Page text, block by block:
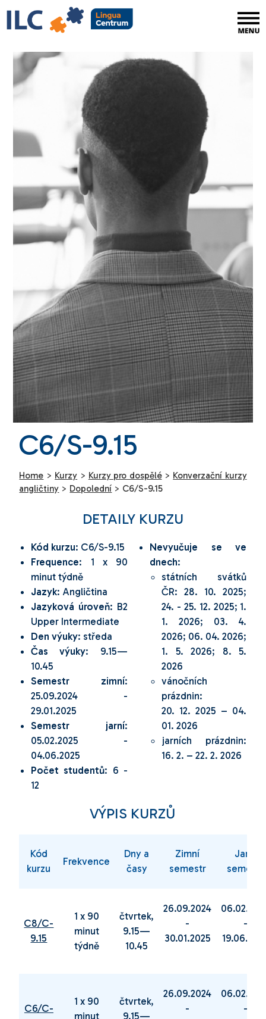
C6/S-9.15
Home > Kurzy > Kurzy pro dospělé > Konverzační kurzy
angličtiny > Dopolední > C6/S-9.15
DETAILY KURZU
Kód kurzu: C6/S-9.15
Frequence: 1 x 90
minut týdně
Jazyk: Angličtina
Jazyková úroveň: B2
Upper Intermediate
Den výuky: středa
Čas výuky: 9.15—
10.45
Semestr zimní:
25.09.2024 -
29.01.2025
Semestr jarní:
05.02.2025 -
04.06.2025
Počet studentů: 6 -
12
Nevyučuje se ve
dnech:
státních svátků
ČR: 28. 10. 2025;
24. - 25. 12. 2025; 1.
1. 2026; 03. 4.
2026; 06. 04. 2026;
1. 5. 2026; 8. 5.
2026
vánočních
prázdnin:
20. 12. 2025 – 04.
01. 2026
jarních prázdnin:
16. 2. – 22. 2. 2026
VÝPIS KURZŮ
Kód
kurzu
Frekvence
Dny a
časy
Zimní
semestr
Jarní
semestr
C8/C-
9.15
1 x 90
minut
týdně
čtvrtek,
9.15—
10.45
26.09.2024
-
30.01.2025
-
C6/C-
1 x 90
minut
čtvrtek,
9.15—
26.09.2024
-
-